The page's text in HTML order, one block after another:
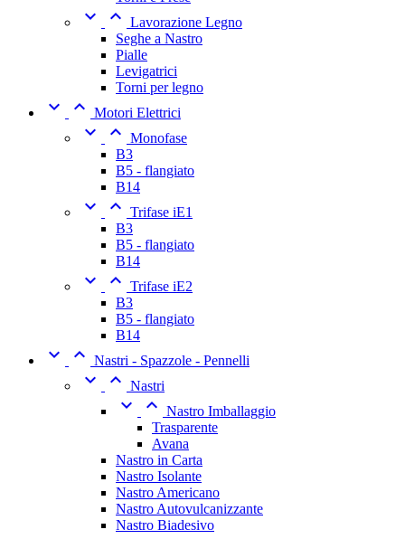
  Lavorazione Legno
Seghe a Nastro
Pialle
Levigatrici
Torni per legno
  Motori Elettrici
  Monofase
B3
B5 - flangiato
B14
  Trifase iE1
B3
B5 - flangiato
B14
  Trifase iE2
B3
B5 - flangiato
B14
  Nastri - Spazzole - Pennelli
  Nastri
  Nastro Imballaggio
Trasparente
Avana
Nastro in Carta
Nastro Isolante
Nastro Americano
Nastro Autovulcanizzante
Nastro Biadesivo